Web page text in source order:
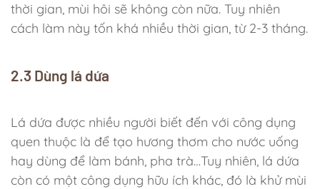
thời gian, mùi hôi sẽ không còn nữa. Tuy nhiên
cách làm này tốn khá nhiều thời gian, từ 2-3 tháng.
2.3 Dùng lá dứa
Lá dứa được nhiều người biết đến với công dụng
quen thuộc là để tạo hương thơm cho nước uống
hay dùng để làm bánh, pha trà…Tuy nhiên, lá dứa
còn có một công dụng hữu ích khác, đó là khử mùi